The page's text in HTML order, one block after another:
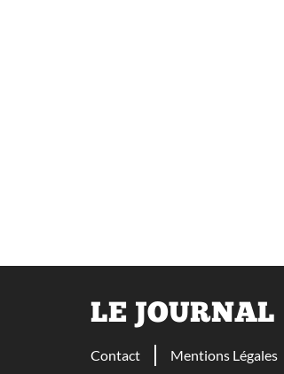
LE JOURNAL
Contact Mentions Légales